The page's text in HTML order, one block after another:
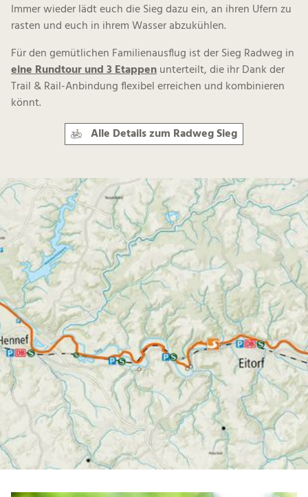
Immer wieder lädt euch die Sieg dazu ein, an ihren Ufern zu
rasten und euch in ihrem Wasser abzukühlen.
Für den gemütlichen Familienausflug ist der Sieg Radweg in
eine Rundtour und 3 Etappenunterteilt, die ihr Dank der
Trail & Rail-Anbindung flexibel erreichen und kombinieren
könnt.
Alle Details zum Radweg Sieg